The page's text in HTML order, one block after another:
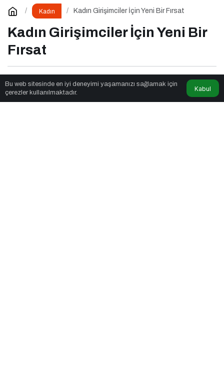
Kadın Kadın Girişimciler İçin Yeni Bir Fırsat
Kadın Girişimciler İçin Yeni Bir
Fırsat
Fox Moda tarafından yayınlandı
3dk, 11sn
Bu web sitesinde en iyi deneyimi yaşamanızı sağlamak için
çerezler kullanılmaktadır.
Kabul